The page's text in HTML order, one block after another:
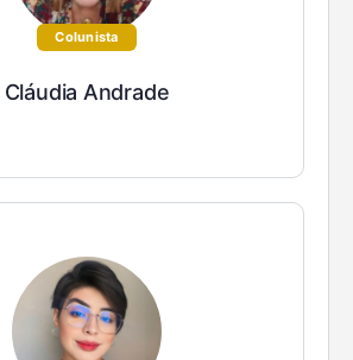
Colunista
Cláudia Andrade